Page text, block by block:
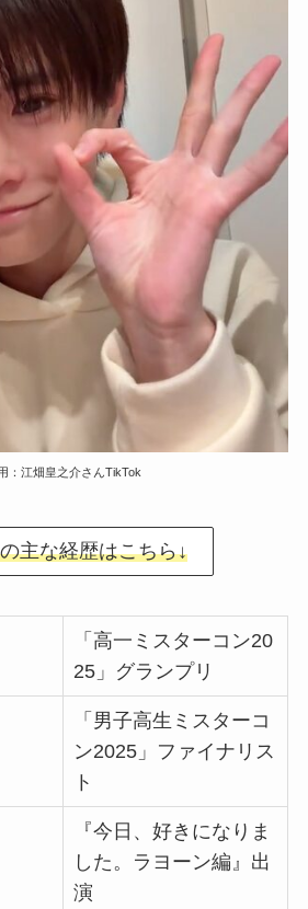
：江畑皇之介さんTikTok
主な経歴はこちら↓
「高一ミスターコン20
25」グランプリ
「男子高生ミスターコ
ン2025」ファイナリス
ト
『今日、好きになりま
した。ラヨーン編』出
演